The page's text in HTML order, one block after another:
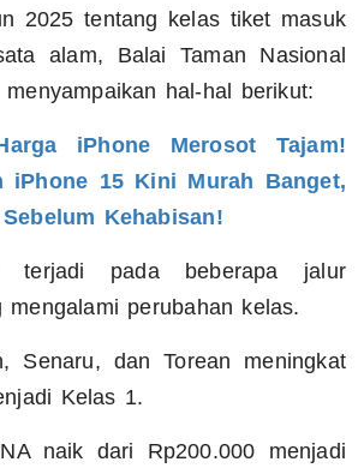
2025 tentang kelas tiket masuk
alam, Balai Taman Nasional
hal-hal berikut:
iPhone Merosot Tajam!
iPhone 15 Kini Murah Banget,
Kehabisan!
terjadi pada beberapa jalur
mengalami perubahan kelas.
Senaru, dan Torean meningkat
Kelas 1.
naik dari Rp200.000 menjadi